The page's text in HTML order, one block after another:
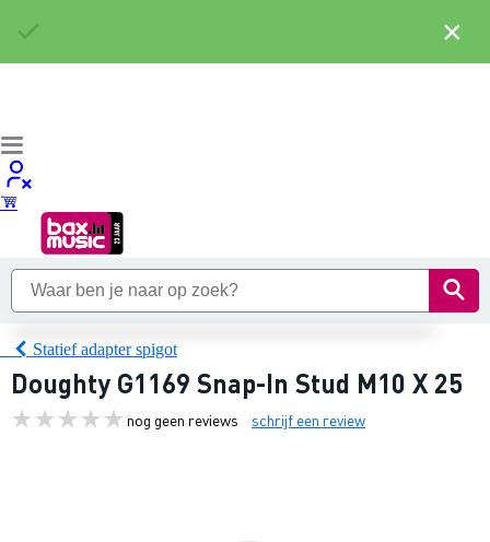
Statief adapter spigot
Doughty G1169 Snap-In Stud M10 X 25
nog geen reviews schrijf een review
×